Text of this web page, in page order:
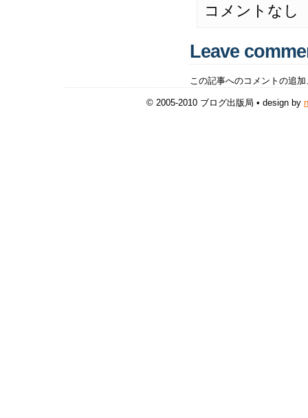
コメントなし
Leave
この記事へのコメントの追
© 2005-2010 ブログ出版局 • design by